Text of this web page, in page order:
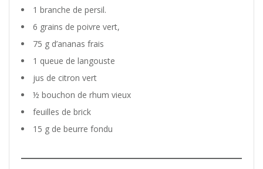
1 branche de persil.
6 grains de poivre vert,
75 g d’ananas frais
1 queue de langouste
jus de citron vert
½ bouchon de rhum vieux
feuilles de brick
15 g de beurre fondu